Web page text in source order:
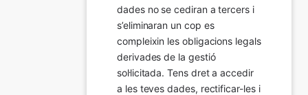
dades no se cediran a tercers i
s’eliminaran un cop es
compleixin les obligacions legals
derivades de la gestió
sol·licitada. Tens dret a accedir
a les teves dades, rectificar-les i